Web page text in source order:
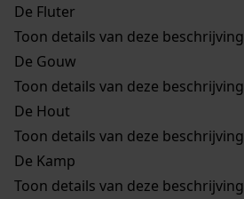
De Fluter
Toon details van deze beschrijving
De Gouw
Toon details van deze beschrijving
De Hout
Toon details van deze beschrijving
De Kamp
Toon details van deze beschrijving